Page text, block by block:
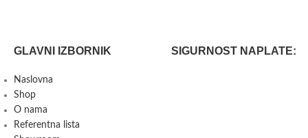
GLAVNI IZBORNIK
Naslovna
Shop
O nama
Referentna lista
SIGURNOST NAPLATE: